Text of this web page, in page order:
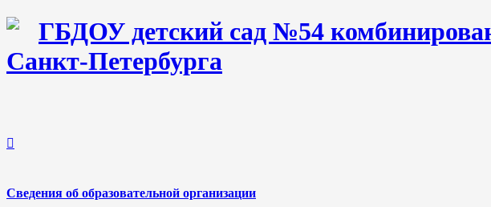
ГБДОУ детский сад №54
Санкт-Петербурга
Сведения об образовательной организации